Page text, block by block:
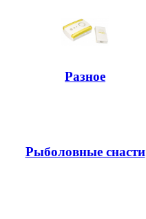
Разное
Рыболовные снасти